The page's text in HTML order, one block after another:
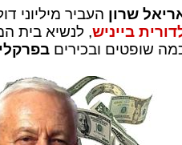
שרון העביר מיליוני
בייניש, לנשיא בית
שופטים ובכירים